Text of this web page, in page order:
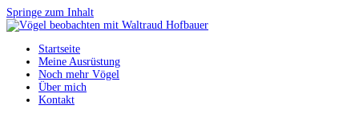
Springe zum Inhalt
Vögel beobachten mit Waltraud Hofbauer
Startseite
Meine Ausrüstung
Noch mehr Vögel
Über mich
Kontakt